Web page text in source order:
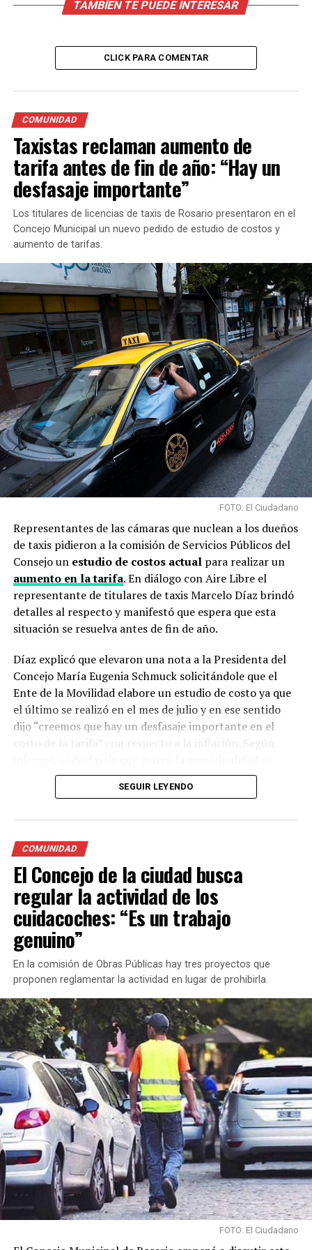
TAMBÍEN TE PUEDE INTERESAR
CLICK PARA COMENTAR
COMUNIDAD
Taxistas reclaman aumento de
tarifa antes de fin de año: “Hay un
desfasaje importante”
Los titulares de licencias de taxis de Rosario presentaron en el
Concejo Municipal un nuevo pedido de estudio de costos y
aumento de tarifas.
FOTO: El Ciudadano
Representantes de las cámaras que nuclean a los dueños
de taxis pidieron a la comisión de Servicios Públicos del
Consejo un estudio de costos actualpara realizar un
aumento en la tarifa. En diálogo con Aire Libre el
representante de titulares de taxis Marcelo Díaz brindó
detalles al respecto y manifestó que espera que esta
situación se resuelva antes de fin de año.
Díaz explicó que elevaron una nota a la Presidenta del
Concejo María Eugenia Schmuck solicitándole que el
Ente de la Movilidad elabore un estudio de costo ya que
el último se realizó en el mes de julio y en ese sentido
dijo “creemos que hay un desfasaje importante en el
costo de la tarifa” con respecto a la inflación. Según
entre el 65% y 75% y calculan que el aumento de la
tarifa rondará entre un 20% y un 30%.
Además, informó que el último aumento de la tarifa fue
en el mes de septiembre y actualmente la bajada de
bandera en horario diurno es de $239,20 mientras que la
tarifa nocturna, fines de semana y feriados cuesta entre
$279,60 y $290,40.
SEGUIR LEYENDO
COMUNIDAD
El Concejo de la ciudad busca
regular la actividad de los
cuidacoches: “Es un trabajo
genuino”
En la comisión de Obras Públicas hay tres proyectos que
proponen reglamentar la actividad en lugar de prohibirla.
FOTO: El Ciudadano